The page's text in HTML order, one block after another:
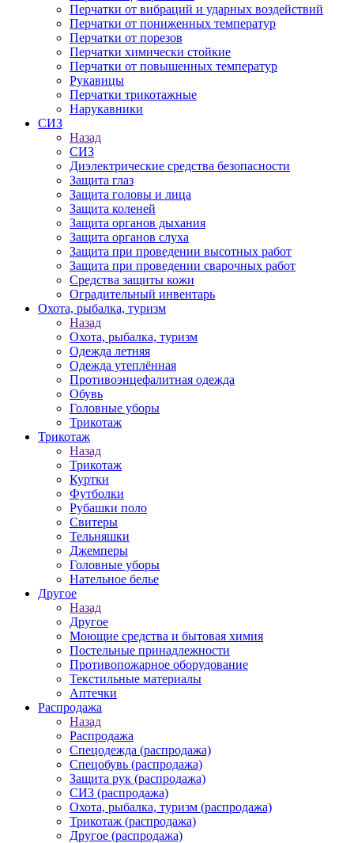
Перчатки от вибраций и ударных воздействий
Перчатки от пониженных температур
Перчатки от порезов
Перчатки химически стойкие
Перчатки от повышенных температур
Рукавицы
Перчатки трикотажные
Нарукавники
СИЗ
Назад
СИЗ
Диэлектрические средства безопасности
Защита глаз
Защита головы и лица
Защита коленей
Защита органов дыхания
Защита органов слуха
Защита при проведении высотных работ
Защита при проведении сварочных работ
Средства защиты кожи
Оградительный инвентарь
Охота, рыбалка, туризм
Назад
Охота, рыбалка, туризм
Одежда летняя
Одежда утеплённая
Противоэнцефалитная одежда
Обувь
Головные уборы
Трикотаж
Трикотаж
Назад
Трикотаж
Куртки
Футболки
Рубашки поло
Свитеры
Тельняшки
Джемперы
Головные уборы
Нательное белье
Другое
Назад
Другое
Моющие средства и бытовая химия
Постельные принадлежности
Противопожарное оборудование
Текстильные материалы
Аптечки
Распродажа
Назад
Распродажа
Спецодежда (распродажа)
Спецобувь (распродажа)
Защита рук (распродажа)
СИЗ (распродажа)
Охота, рыбалка, туризм (распродажа)
Трикотаж (распродажа)
Другое (распродажа)